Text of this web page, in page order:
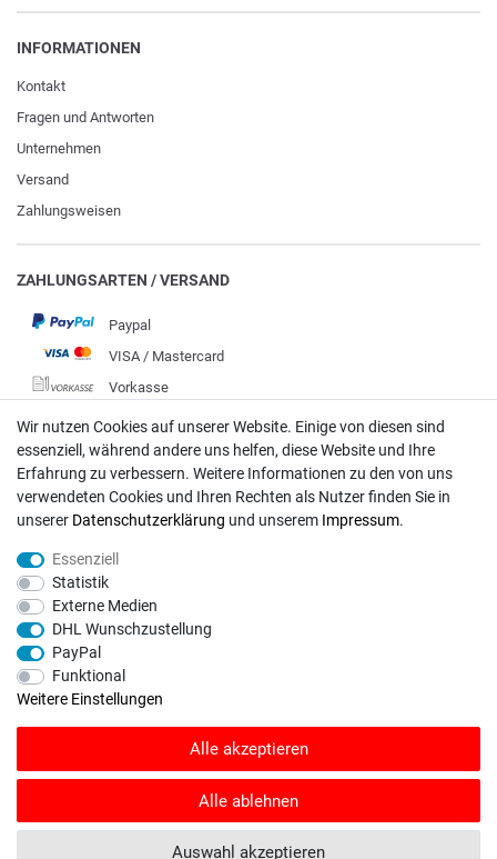
INFORMATIONEN
Kontakt
Fragen und Antworten
Unternehmen
Versand
Zahlungsweisen
ZAHLUNGSARTEN / VERSAND
Paypal
VISA / Mastercard
Vorkasse
DHL
Deutsche Post
Bei Fragen wenden Sie sich direkt an unser Service-Team.
info@rasentraktoren-motoren.de
MA-Versand GmbH, 53925 Kall, In der Laach 1-3
SHOPVOTE Bewertungen. SHOPVOTE setzt automatische und manuelle
© Copyright 2026 | Alle Rechte vorbehalten. - Rasentraktoren-Motoren | Realisation
Wir nutzen Cookies auf unserer Website. Einige von diesen sind
essenziell, während andere uns helfen, diese Website und Ihre
Erfahrung zu verbessern. Weitere Informationen zu den von uns
verwendeten Cookies und Ihren Rechten als Nutzer finden Sie in
unserer Daten­schutz­erklärung und unserem Impressum.
Essenziell
Statistik
Externe Medien
DHL Wunschzustellung
PayPal
Funktional
Weitere Einstellungen
Alle akzeptieren
Alle ablehnen
Auswahl akzeptieren